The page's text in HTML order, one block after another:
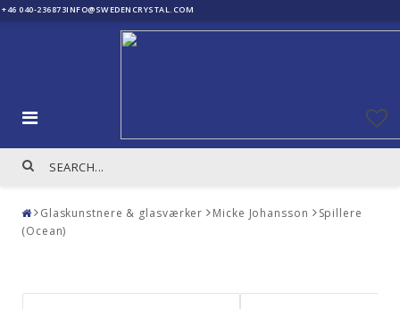
+46 040-236873INFO@SWEDENCRYSTAL.COM
Glaskunstnere & glasværker Micke Johansson
Spillere
(Ocean)